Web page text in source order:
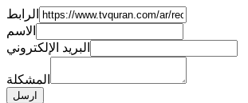
الرابط
الاسم
البريد الإلكتروني
المشكلة
ارسل